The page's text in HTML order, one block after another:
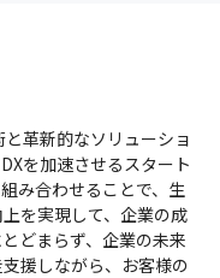
革新的なソリューショ
を加速させるスタート
み合わせることで、生
を実現して、企業の成
どまらず、企業の未来
援しながら、お客様の